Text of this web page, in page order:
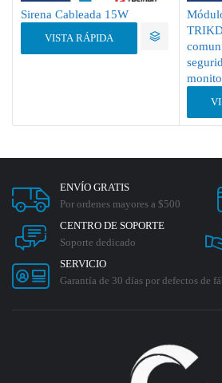
Sirena Cableada 15W
VISTA RÁPIDA
ENVÍO GRATIS
Por ordenes mayores a $500
CENTRO DE SOPORTE
Soporte dedicado
SERVICIO
Garantía de 30 días por defectos de